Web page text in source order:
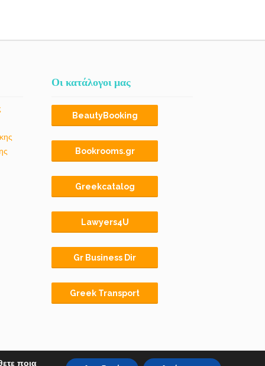
Οι κατάλογοι μας
BeautyBooking
Bookrooms.gr
Greekcatalog
Lawyers4U
Gr Business Dir
Greek Transport
ποια